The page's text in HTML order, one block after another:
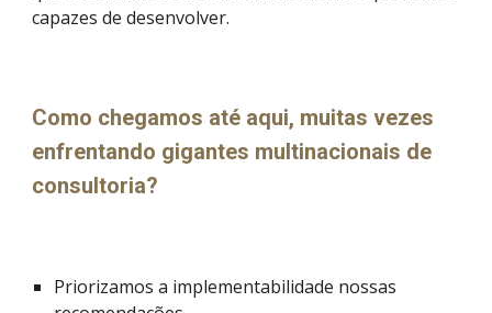
capazes de desenvolver.
Como chegamos até aqui, muitas vezes
enfrentando gigantes multinacionais de
consultoria?
Priorizamos a implementabilidade nossas